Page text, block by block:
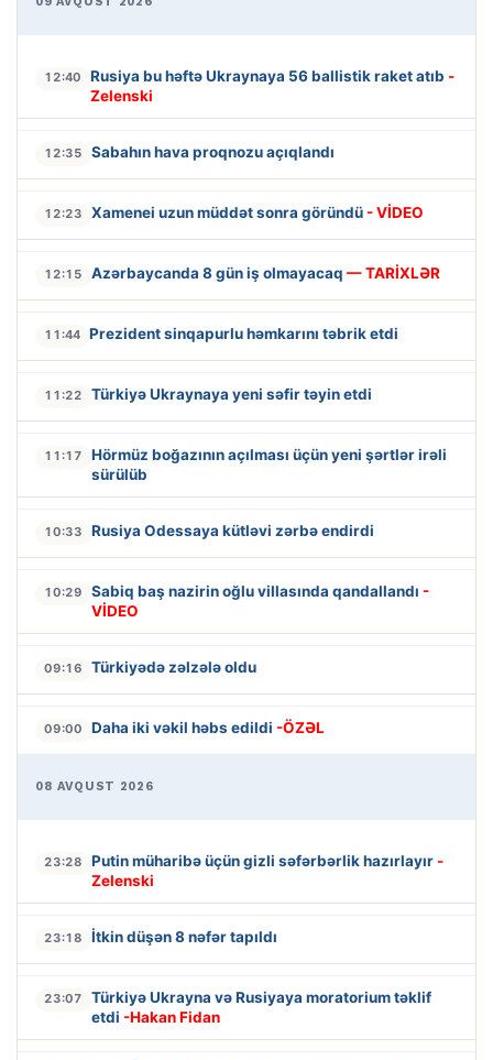
12:40 Rusiya bu həftə Ukraynaya 56 ballistik raket atıb -
Zelenski
12:35 Sabahın hava proqnozu açıqlandı
12:23 Xamenei uzun müddət sonra göründü - VİDEO
12:15 Azərbaycanda 8 gün iş olmayacaq — TARİXLƏR
11:44 Prezident sinqapurlu həmkarını təbrik etdi
11:22 Türkiyə Ukraynaya yeni səfir təyin etdi
11:17
Hörmüz boğazının açılması üçün yeni şərtlər irəli
sürülüb
10:33 Rusiya Odessaya kütləvi zərbə endirdi
10:29 Sabiq baş nazirin oğlu villasında qandallandı -
VİDEO
09:16 Türkiyədə zəlzələ oldu
09:00 Daha iki vəkil həbs edildi -ÖZƏL
08 AVQUST 2026
23:28 Putin müharibə üçün gizli səfərbərlik hazırlayır -
Zelenski
23:18 İtkin düşən 8 nəfər tapıldı
23:07
Türkiyə Ukrayna və Rusiyaya moratorium təklif
etdi -Hakan Fidan